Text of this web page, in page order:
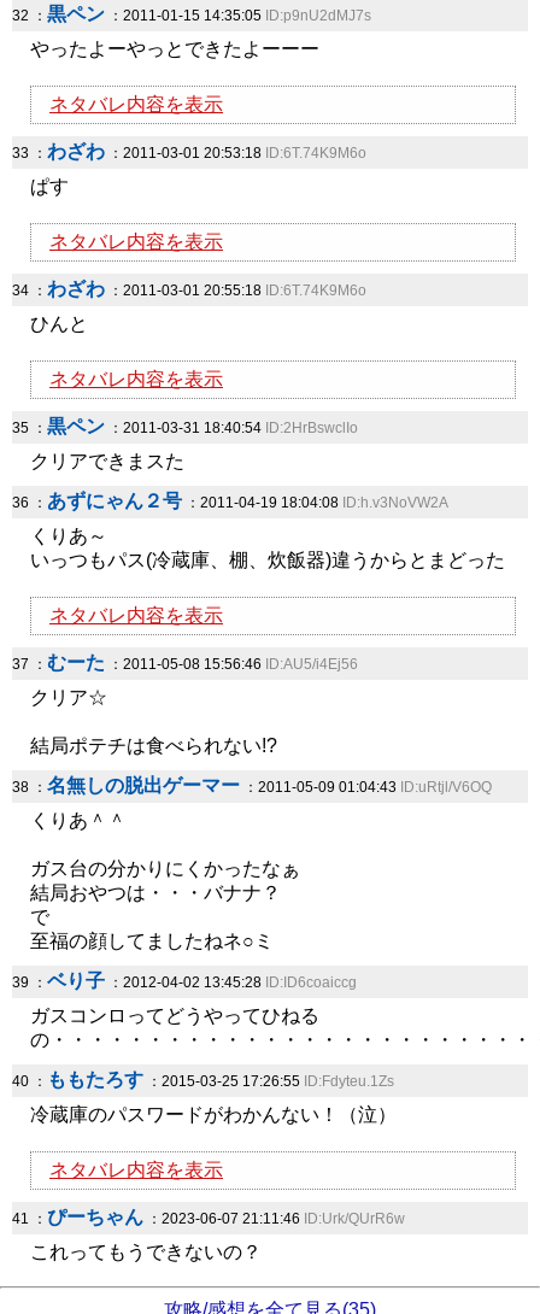
32 ： 黒ペン ：2011-01-15 14:35:05 ID:p9nU2dMJ7s
やったよーやっとできたよーーー
ネタバレ内容を表示
33 ： わざわ ：2011-03-01 20:53:18 ID:6T.74K9M6o
ぱす
ネタバレ内容を表示
34 ： わざわ ：2011-03-01 20:55:18 ID:6T.74K9M6o
ひんと
ネタバレ内容を表示
35 ： 黒ペン ：2011-03-31 18:40:54 ID:2HrBswclIo
クリアできまスた
36 ： あずにゃん２号 ：2011-04-19 18:04:08 ID:h.v3NoVW2A
くりあ～
いっつもパス(冷蔵庫、棚、炊飯器)違うからとまどった
ネタバレ内容を表示
37 ： むーた ：2011-05-08 15:56:46 ID:AU5/i4Ej56
クリア☆
結局ポテチは食べられない!?
38 ： 名無しの脱出ゲーマー ：2011-05-09 01:04:43 ID:uRtjl/V6OQ
くりあ＾＾
ガス台の分かりにくかったなぁ
結局おやつは・・・バナナ？
で
至福の顔してましたねネ○ミ
39 ： ベり子 ：2012-04-02 13:45:28 ID:ID6coaiccg
ガスコンロってどうやってひねる
の・・・・・・・・・・・・・・・・・・・・・・・・
40 ： ももたろす ：2015-03-25 17:26:55 ID:Fdyteu.1Zs
冷蔵庫のパスワードがわかんない！（泣）
ネタバレ内容を表示
41 ： ぴーちゃん ：2023-06-07 21:11:46 ID:Urk/QUrR6w
これってもうできないの？
攻略/感想を全て見る(35)